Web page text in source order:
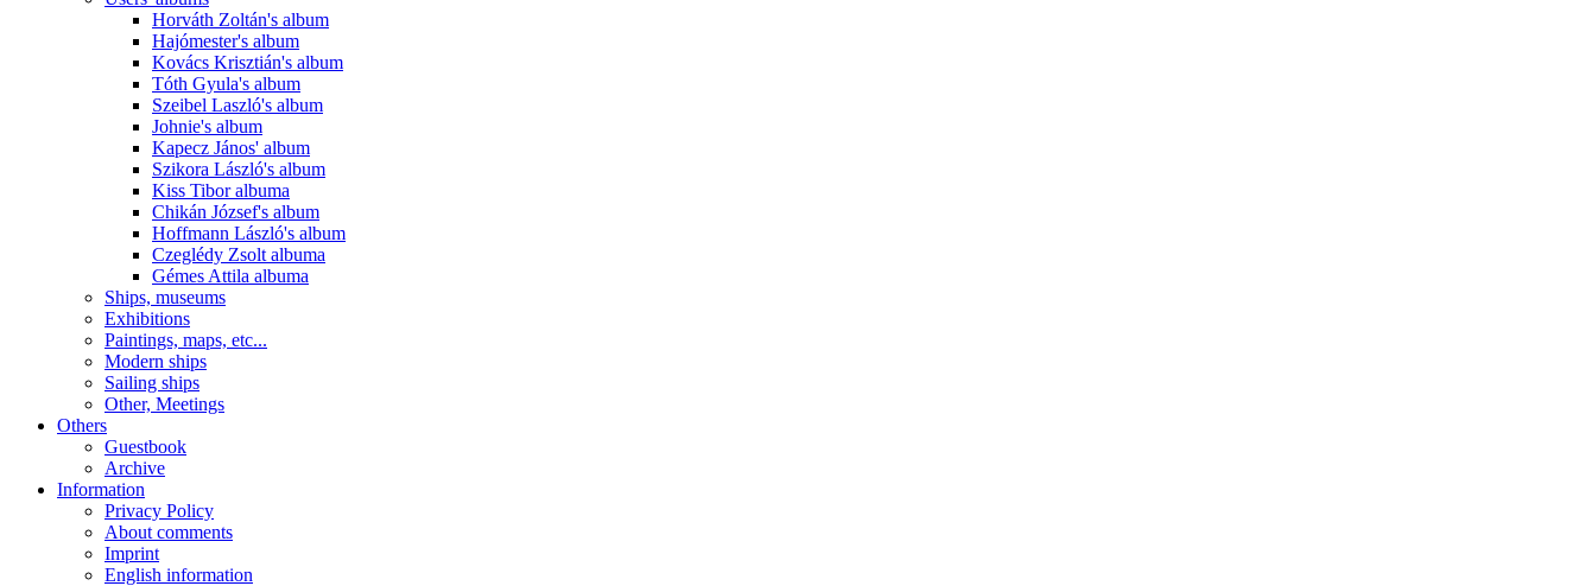
Horváth Zoltán's album
Hajómester's album
Kovács Krisztián's album
Tóth Gyula's album
Szeibel Laszló's album
Johnie's album
Kapecz János' album
Szikora László's album
Kiss Tibor albuma
Chikán József's album
Hoffmann László's album
Czeglédy Zsolt albuma
Gémes Attila albuma
Ships, museums
Exhibitions
Paintings, maps, etc...
Modern ships
Sailing ships
Other, Meetings
Others
Guestbook
Archive
Information
Privacy Policy
About comments
Imprint
English information